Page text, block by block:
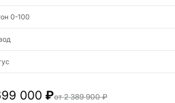
0-100
000 ₽от 2 389 900 ₽